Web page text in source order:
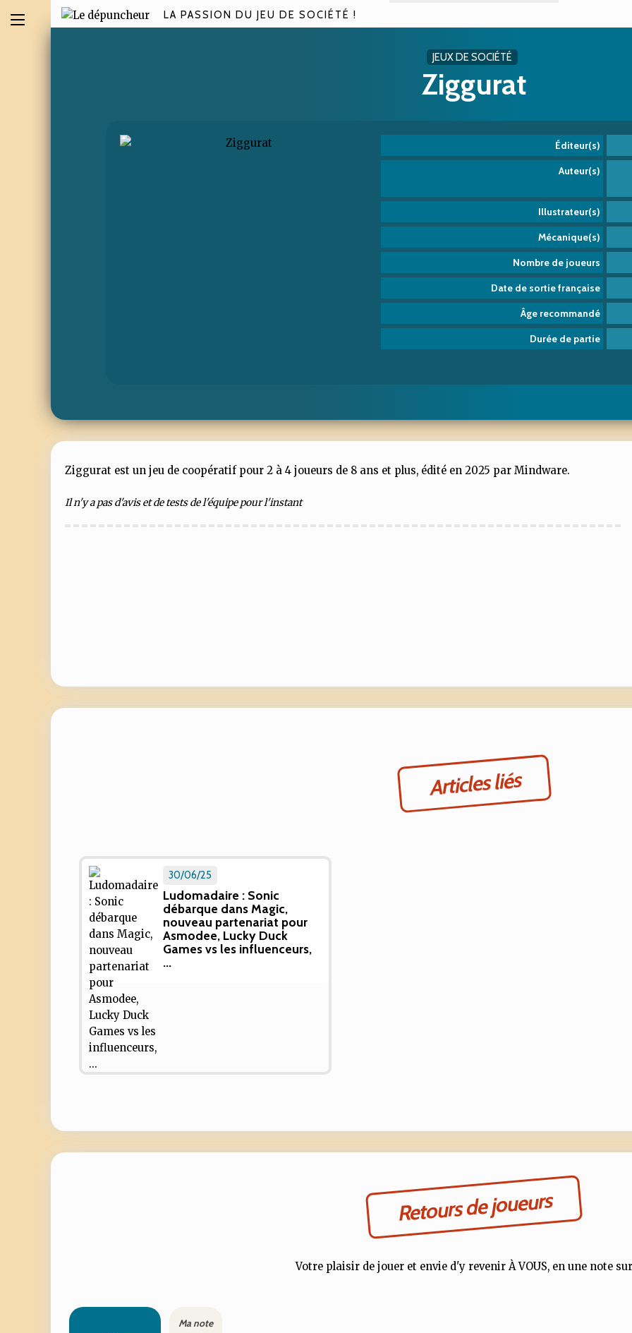
LA PASSION DU JEU DE SOCIÉTÉ !
JEUX DE SOCIÉTÉ
Ziggurat
Éditeur(s)
Auteur(s)
Illustrateur(s)
Mécanique(s)
Nombre de joueurs
Date de sortie française
Âge recommandé
Durée de partie
Ziggurat est un jeu de coopératif pour 2 à 4 joueurs de 8 ans et plus, édité en 2025 par Mindware.
Il n'y a pas d'avis et de tests de l'équipe pour l'instant
Articles liés
30/06/25
Ludomadaire : Sonic
débarque dans Magic,
nouveau partenariat pour
Asmodee, Lucky Duck
Games vs les influenceurs,
...
Retours de joueurs
Votre plaisir de jouer et envie d'y revenir À VOUS, en une note
Ma note